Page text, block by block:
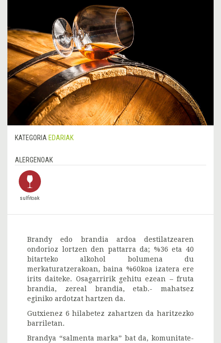
KATEGORIA EDARIAK
ALERGENOAK
sulfitoak
Brandy edo brandia ardoa destilatzearen
ondorioz lortzen den pattarra da; %36 eta 40
bitarteko alkohol bolumena du
merkaturatzerakoan, baina %60koa izatera ere
irits daiteke. Osagarririk gehitu ezean – fruta
brandia, zereal brandia, etab.- mahatsez
eginiko ardotzat hartzen da.
Gutxienez 6 hilabetez zahartzen da haritzezko
barriletan.
Brandya “salmenta marka” bat da, komunitate-